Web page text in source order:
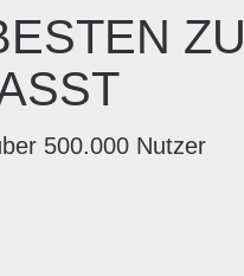
ZU
500.000 Nutzer